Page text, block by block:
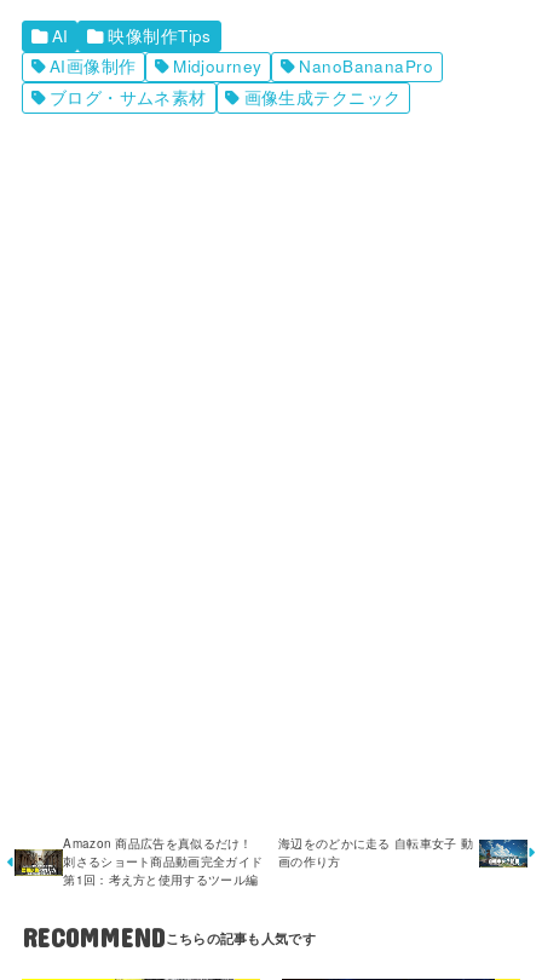
AI
映像制作Tips
AI画像制作
Midjourney
NanoBananaPro
ブログ・サムネ素材
画像生成テクニック
Amazon 商品広告を真似るだけ！
刺さるショート商品動画完全ガイド
第1回：考え方と使用するツール編
海辺をのどかに走る 自転車女子 動
画の作り方
RECOMMEND